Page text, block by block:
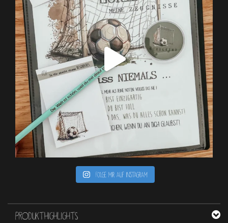
Folge mir auf Instagram
PRODUKTHIGHLIGHTS